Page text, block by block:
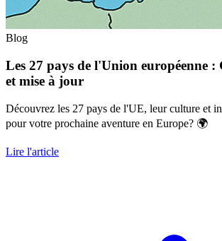
Blog
Les 27 pays de l'Union européenne :
et mise à jour
Découvrez les 27 pays de l'UE, leur culture et
pour votre prochaine aventure en Europe? 🌍
Lire l'article